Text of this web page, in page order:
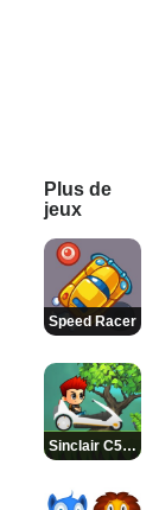
Plus de
jeux
Speed Racer
Sinclair C5 Jump